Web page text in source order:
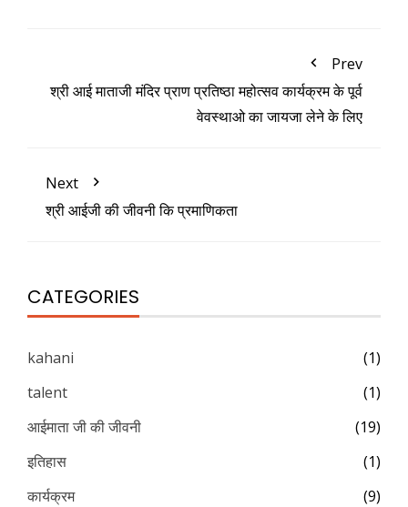
Prev
श्री आई माताजी मंदिर प्राण प्रतिष्ठा महोत्सव कार्यक्रम के पूर्व
वेवस्थाओ का जायजा लेने के लिए
Next
श्री आईजी की जीवनी कि प्रमाणिकता
CATEGORIES
kahani
(1)
talent
(1)
आईमाता जी की जीवनी
(19)
इतिहास
(1)
कार्यक्रम
(9)